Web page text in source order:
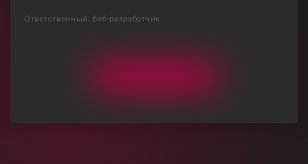
Ответственный: Веб-разработчик